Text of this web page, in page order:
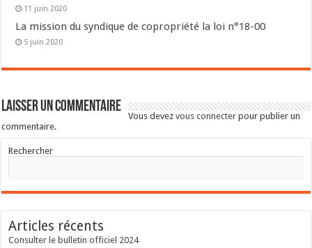
11 juin 2020
La mission du syndique de copropriété la loi n°18-00
5 juin 2020
Laisser un commentaire
Vous devezvous connecter pour publier un
commentaire.
Rechercher
Articles récents
Consulter le bulletin officiel 2024